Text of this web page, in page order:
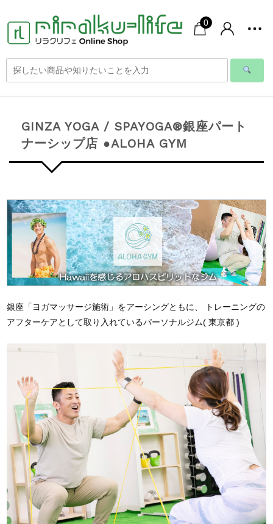
0
GINZA YOGA / SPAYOGA®︎銀座パート
ナーシップ店 ●ALOHA GYM
銀座「ヨガマッサージ施術」をアーシングともに、 トレーニングの
アフターケアとして取り入れているパーソナルジム( 東京都 )